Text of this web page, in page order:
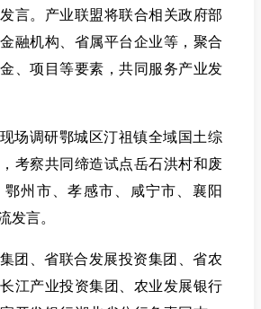
言。产业联盟将联合相关政府部
融机构、省属平台企业等，聚合
、项目等要素，共同服务产业发
场调研鄂城区汀祖镇全域国土综
考察共同缔造试点岳石洪村和废
州市、孝感市、咸宁市、襄阳
发言。
团、省联合发展投资集团、省农
江产业投资集团、农业发展银行